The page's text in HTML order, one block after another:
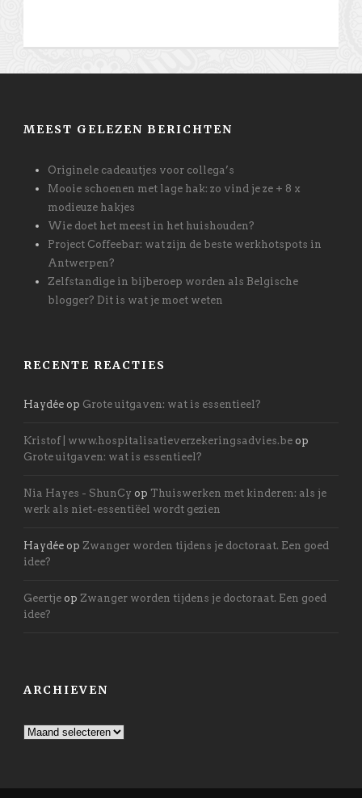
MEEST GELEZEN BERICHTEN
Originele cadeautjes voor collega’s
Mooie schoenen met lage hak: zo vind je ze + 8 x
modieuze hakjes
Wie doet het meest in het huishouden?
Project Coffeebar: wat zijn de beste werkhotspots in
Antwerpen?
Zelfstandige in bijberoep worden als Belgische
blogger? Dit is wat je moet weten
RECENTE REACTIES
Haydée op Grote uitgaven: wat is essentieel?
Kristof | www.hospitalisatieverzekeringsadvies.be op
Grote uitgaven: wat is essentieel?
Nia Hayes - ShunCy op Thuiswerken met kinderen: als je
werk als niet-essentiëel wordt gezien
Haydée op Zwanger worden tijdens je doctoraat. Een goed
idee?
Geertje op Zwanger worden tijdens je doctoraat. Een goed
idee?
ARCHIEVEN
Archieven